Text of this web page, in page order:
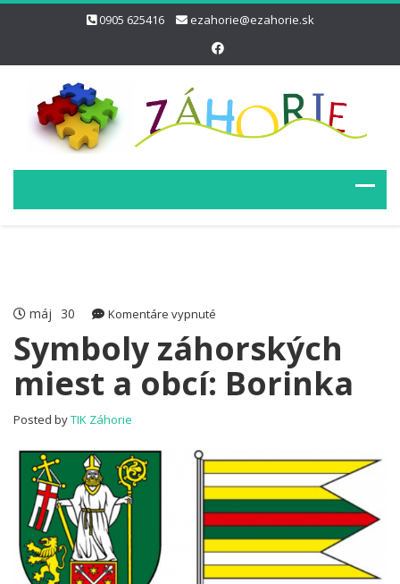
0905 625416 ezahorie@ezahorie.sk
máj 30 Komentáre vypnuté
záhorských
miest
Symboly záhorských
miest a obcí: Borinka
Posted byTIK Záhorie